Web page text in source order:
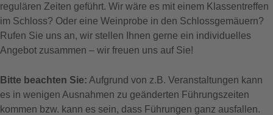
regulären Zeiten geführt. Wir wäre es mit einem Klassentreffen
im Schloss? Oder eine Weinprobe in den Schlossgemäuern?
Rufen Sie uns an, wir stellen Ihnen gerne ein individuelles
Angebot zusammen – wir freuen uns auf Sie!
Bitte beachten Sie: Aufgrund von z.B. Veranstaltungen kann
es in wenigen Ausnahmen zu geänderten Führungszeiten
kommen bzw. kann es sein, dass Führungen ganz ausfallen.